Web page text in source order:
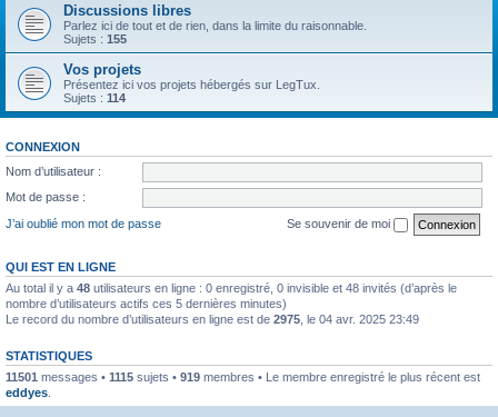
Discussions libres
Parlez ici de tout et de rien, dans la limite du raisonnable.
Sujets : 155
Vos projets
Présentez ici vos projets hébergés sur LegTux.
Sujets : 114
CONNEXION
Nom d’utilisateur :
Mot de passe :
J’ai oublié mon mot de passe
Se souvenir de moi
QUI EST EN LIGNE
Au total il y a 48 utilisateurs en ligne : 0 enregistré, 0 invisible et 48 invités (d’après le
nombre d’utilisateurs actifs ces 5 dernières minutes)
Le record du nombre d’utilisateurs en ligne est de 2975 , le 04 avr. 2025 23:49
STATISTIQUES
11501 messages • 1115 sujets • 919 membres • Le membre enregistré le plus récent est
eddyes